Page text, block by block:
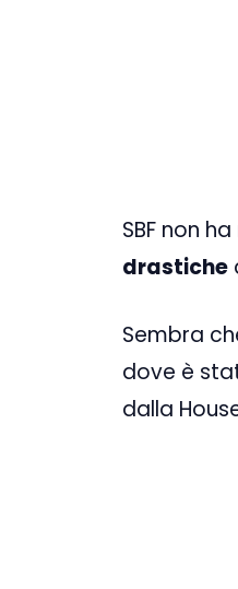
SBF non
drastiche
Sembra
dove è
dalla